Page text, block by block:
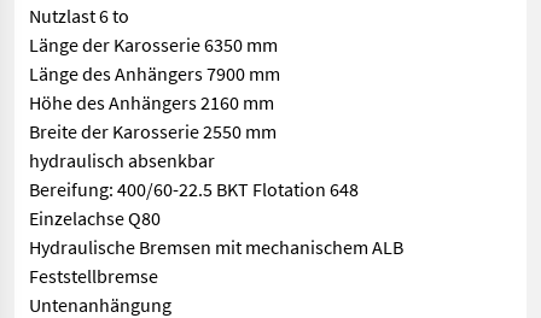
Nutzlast 6 to
Länge der Karosserie 6350 mm
Länge des Anhängers 7900 mm
Höhe des Anhängers 2160 mm
Breite der Karosserie 2550 mm
hydraulisch absenkbar
Bereifung: 400/60-22.5 BKT Flotation 648
Einzelachse Q80
Hydraulische Bremsen mit mechanischem ALB
Feststellbremse
Untenanhängung